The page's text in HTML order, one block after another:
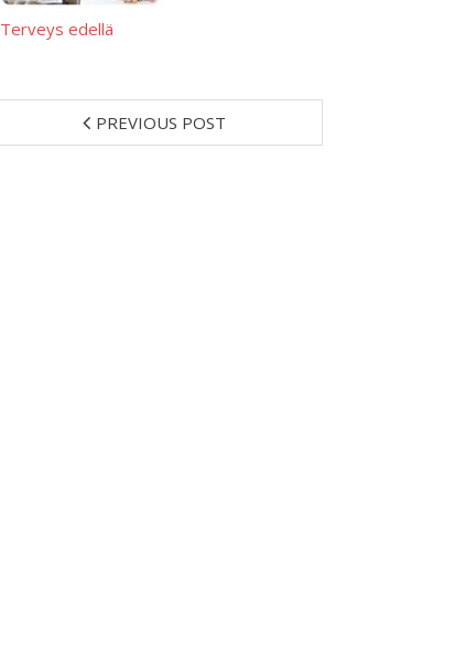
Terveys edellä
PREVIOUS POST